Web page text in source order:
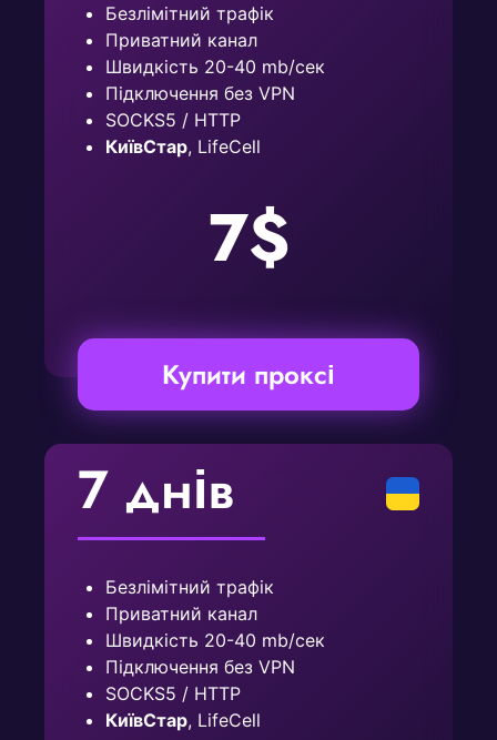
Безлімітний трафік
Приватний канал
Швидкість 20-40 mb/сек
Підключення без VPN
SOCKS5 / HTTP
КиївСтар, LifeCell
7$
Купити проксі
7 днів
Безлімітний трафік
Приватний канал
Швидкість 20-40 mb/сек
Підключення без VPN
SOCKS5 / HTTP
КиївСтар, LifeCell